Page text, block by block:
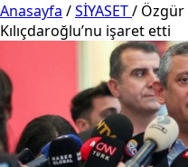
Anasayfa /SİYASET/ Özgür
Kılıçdaroğlu’nu işaret etti